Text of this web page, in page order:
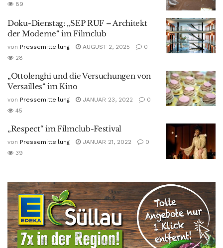
89
Doku-Dienstag: „SEP RUF – Architekt
der Moderne“ im Filmclub
von Pressemitteilung AUGUST 2, 2025
0
28
„Ottolenghi und die Versuchungen von
Versailles“ im Kino
von Pressemitteilung JANUAR 23, 2022
0
45
„Respect“ im Filmclub-Festival
von Pressemitteilung JANUAR 21, 2022
0
39